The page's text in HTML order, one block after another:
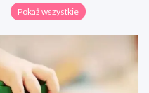
Pokaż wszystkie